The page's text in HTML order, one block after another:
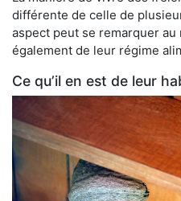
différente de celle de
aspect peut se remarquer
également de leur régime
Ce qu’il en est de leur